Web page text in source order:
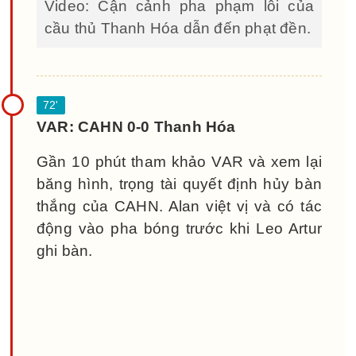
Video: Cận cảnh pha phạm lỗi của
cầu thủ Thanh Hóa dẫn đến phạt đền.
VAR: CAHN 0-0 Thanh Hóa
Gần 10 phút tham khảo VAR và xem lại
băng hình, trọng tài quyết định hủy bàn
thắng của CAHN. Alan việt vị và có tác
động vào pha bóng trước khi Leo Artur
ghi bàn.